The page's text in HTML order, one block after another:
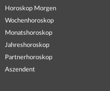
Horoskop Morgen
Wochenhoroskop
Monatshoroskop
Jahreshoroskop
Partnerhoroskop
Aszendent